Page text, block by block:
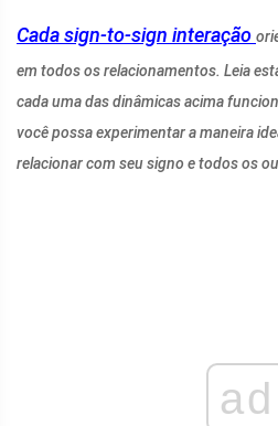
Cada sign-to-sign interação
em todos os relacionamentos. Leia
cada uma das dinâmicas acima
você possa experimentar a maneira
relacionar com seu signo e todos os
ad